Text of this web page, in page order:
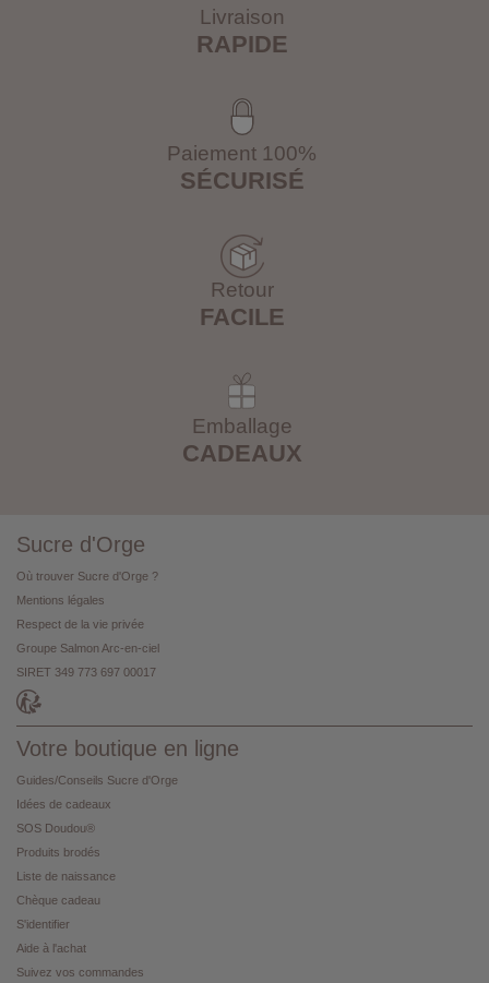
Livraison
RAPIDE
Paiement 100%
SÉCURISÉ
Retour
FACILE
Emballage
CADEAUX
Sucre d'Orge
Où trouver Sucre d'Orge ?
Mentions légales
Respect de la vie privée
Groupe Salmon Arc-en-ciel
SIRET 349 773 697 00017
Votre boutique en ligne
Guides/Conseils Sucre d'Orge
Idées de cadeaux
SOS Doudou®
Produits brodés
Liste de naissance
Chèque cadeau
S'identifier
Aide à l'achat
Suivez vos commandes